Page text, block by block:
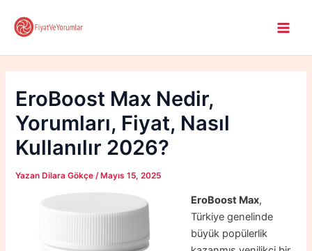
atla
EroBoost Max Nedir,
Yorumları, Fiyat, Nasıl
Kullanılır 2026?
Yazan Dilara Gökçe /Mayıs 15, 2025
EroBoost Max,
Türkiye genelinde
büyük popülerlik